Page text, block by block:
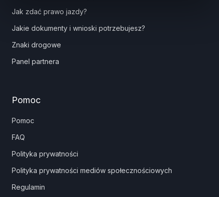
Jak zdać prawo jazdy?
Jakie dokumenty i wnioski potrzebujesz?
Znaki drogowe
Panel partnera
Pomoc
Pomoc
FAQ
Polityka prywatności
Polityka prywatności mediów społecznościowych
Regulamin